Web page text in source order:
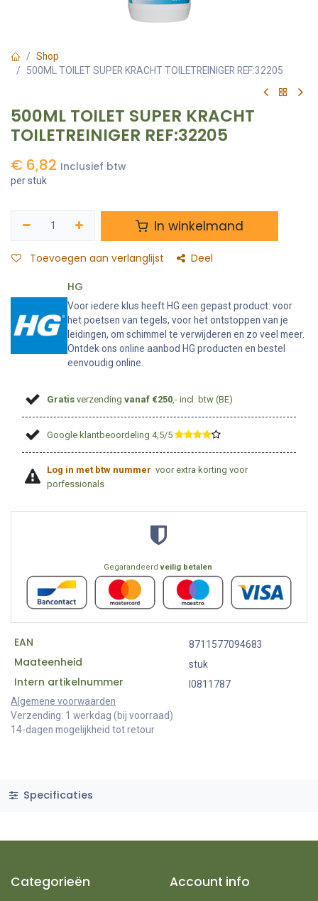
Shop
500ML TOILET SUPER KRACHT TOILETREINIGER REF:32205
500ML TOILET SUPER KRACHT
TOILETREINIGER REF:32205
€ 6,82 Inclusief btw
per stuk
In winkelmand
Toevoegen aan verlanglijst Deel
HG
Voor iedere klus heeft HG een gepast product: voor
het poetsen van tegels, voor het ontstoppen van je
leidingen, om schimmel te verwijderen en zo veel meer.
Ontdek ons online aanbod HG producten en bestel
eenvoudig online.
Gratis verzendingvanaf €250 ,- incl. btw (BE)
Google klantbeoordeling 4,5/5 ​
Log in met btw nummer voor extra korting voor
porfessionals
Gegarandeerdveilig betalen
EAN 8711577094683
Maateenheid stuk
Intern artikelnummer
I0811787
Algemene voorwaarden
Verzending: 1 werkdag (bij voorraad)
14-dagen mogelijkheid tot retour
Specificaties
Categorieën Account info